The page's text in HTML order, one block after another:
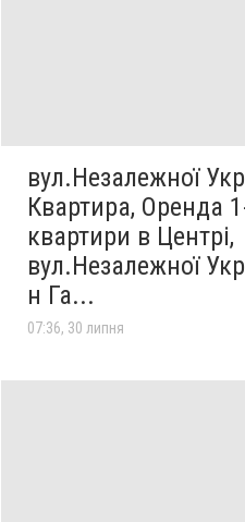
вул.Незалежної
Квартира, Оренда
квартири в Центрі,
вул.Незалежної
н Га...
07:36, 30 липня